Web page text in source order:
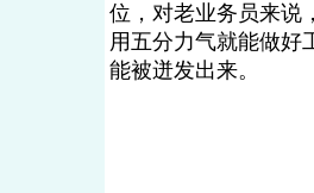
位，对老业务员来说
用五分力气就能做好
能被迸发出来。